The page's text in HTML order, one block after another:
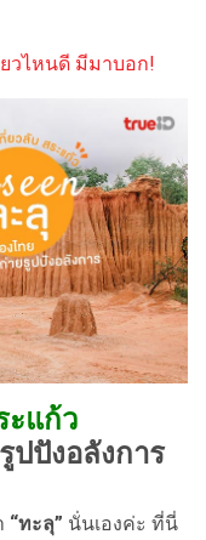
ยวไหนดี มีมาบอก!
ะแก้ว
ปปังอลังการ
“ทะลุ” นั่นเองค่ะ ที่นี่